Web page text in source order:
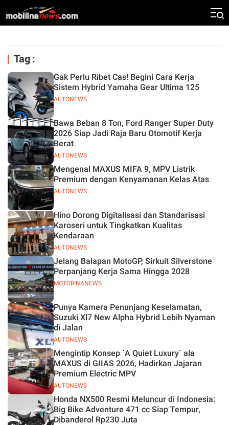
Tag :
AUTONEWS
Gak Perlu Ribet Cas! Begini Cara Kerja
Sistem Hybrid Yamaha Gear Ultima 125
AUTONEWS
Bawa Beban 8 Ton, Ford Ranger Super Duty
2026 Siap Jadi Raja Baru Otomotif Kerja
Berat
AUTONEWS
Mengenal MAXUS MIFA 9, MPV Listrik
Premium dengan Kenyamanan Kelas Atas
AUTONEWS
Hino Dorong Digitalisasi dan Standarisasi
Karoseri untuk Tingkatkan Kualitas
Kendaraan
MOTORINANEWS
Jelang Balapan MotoGP, Sirkuit Silverstone
Perpanjang Kerja Sama Hingga 2028
AUTONEWS
Punya Kamera Penunjang Keselamatan,
Suzuki Xl7 New Alpha Hybrid Lebih Nyaman
di Jalan
AUTONEWS
Mengintip Konsep `A Quiet Luxury` ala
MAXUS di GIIAS 2026, Hadirkan Jajaran
Premium Electric MPV
Honda NX500 Resmi Meluncur di Indonesia:
Big Bike Adventure 471 cc Siap Tempur,
Dibanderol Rp230 Juta